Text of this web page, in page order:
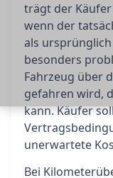
trägt der
wenn der
als
besonders
Fahrzeug über
gefahren wird,
kann. Käufer
unerwartete
Bei